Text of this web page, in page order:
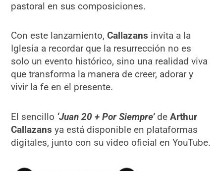
pastoral en sus composiciones.
Con este lanzamiento,Callazans invita a la
Iglesia a recordar que la resurrección no es
solo un evento histórico, sino una realidad viva
que transforma la manera de creer, adorar y
vivir la fe en el presente.
El sencillo ‘Juan 20 + Por Siempre’ deArthur
Callazans ya está disponible en plataformas
digitales, junto con su video oficial en YouTube.